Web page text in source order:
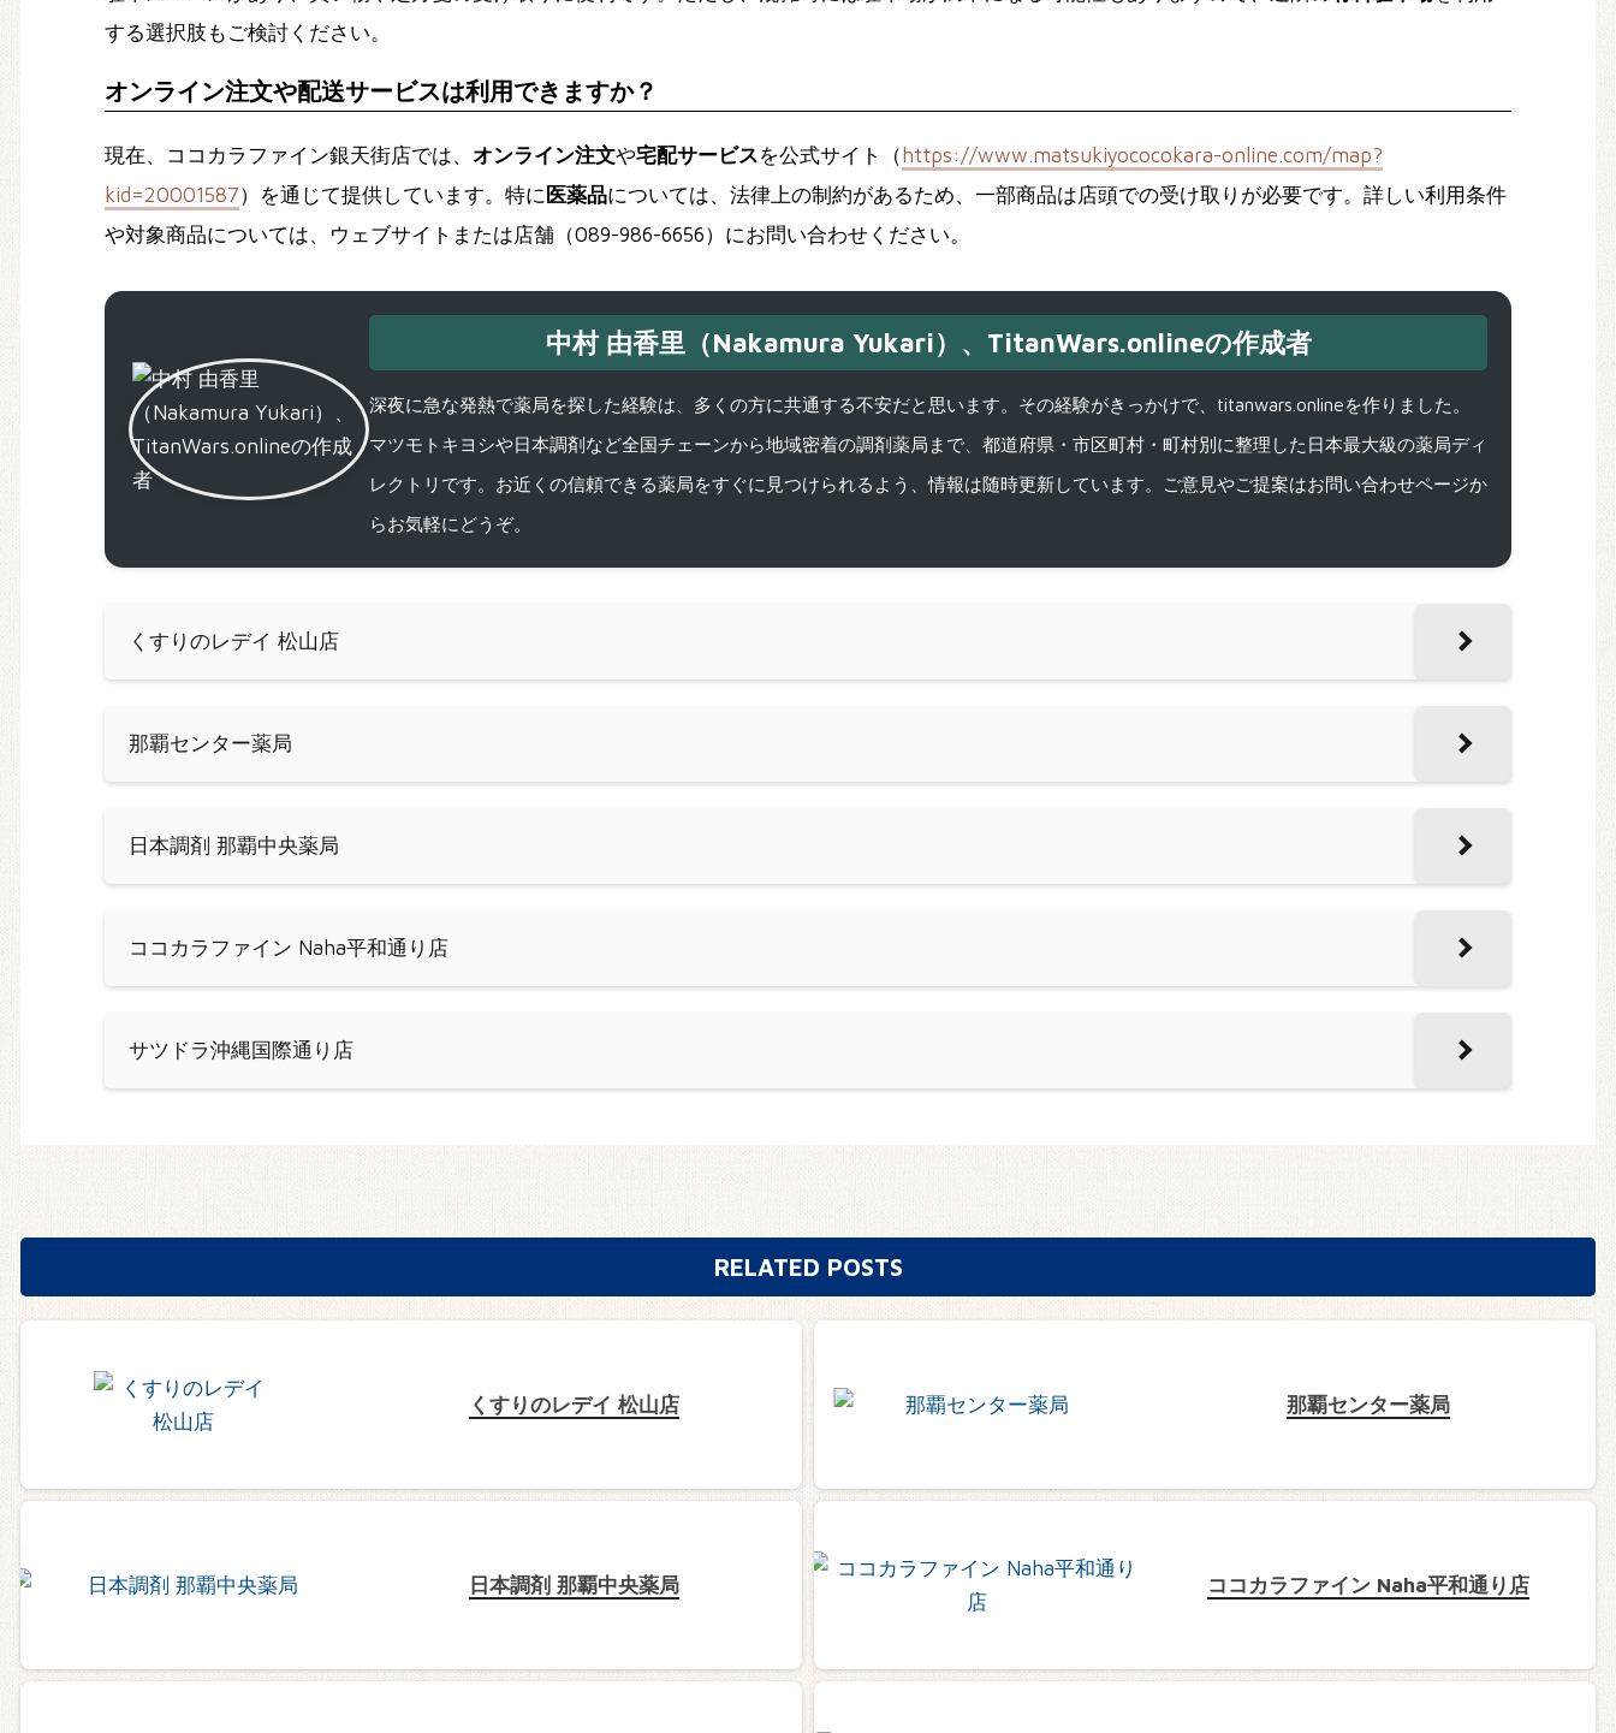
する選択肢もご検討ください。
オンライン注文や配送サービスは利用できますか？
現在、ココカラファイン銀天街店では、 オンライン注文や宅配サービスを公式サイト（https://www.matsukiyococokara-online.com/map?
kid=20001587）を通じて提供しています。特に 医薬品については、法律上の制約があるため、一部商品は店頭での受け取りが必要です。詳しい利用条件
や対象商品については、ウェブサイトまたは店舗（089-986-6656）にお問い合わせください。
中村 由香里（Nakamura Yukari）、TitanWars.onlineの作成者
深夜に急な発熱で薬局を探した経験は、多くの方に共通する不安だと思います。その経験がきっかけで、titanwars.onlineを作りました。
マツモトキヨシや日本調剤など全国チェーンから地域密着の調剤薬局まで、都道府県・市区町村・町村別に整理した日本最大級の薬局ディ
レクトリです。お近くの信頼できる薬局をすぐに見つけられるよう、情報は随時更新しています。ご意見やご提案はお問い合わせページか
らお気軽にどうぞ。
くすりのレデイ 松山店
那覇センター薬局
日本調剤 那覇中央薬局
ココカラファイン Naha平和通り店
サツドラ沖縄国際通り店
RELATED POSTS
くすりのレデイ 松山店 那覇センター薬局
日本調剤 那覇中央薬局 ココカラファイン Naha平和通り店